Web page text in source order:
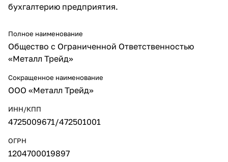
бухгалтерию предприятия.
Полное наименование
Общество с Ограниченной Ответственностью
«Металл Трейд»
Сокращенное наименование
ООО «Металл Трейд»
ИНН/КПП
4725009671/472501001
ОГРН
1204700019897